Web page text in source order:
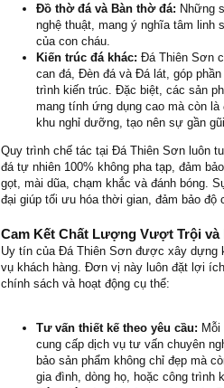
Đồ thờ đá và Bàn thờ đá: Những
nghệ thuật, mang ý nghĩa tâm
của con cháu.
Kiến trúc đá khác: Đá Thiên Sơn
can đá, Đèn đá và Đá lát, góp
trình kiến trúc. Đặc biệt, các sản
mang tính ứng dụng cao mà còn
khu nghỉ dưỡng, tạo nên sự gần
Quy trình chế tác tại Đá Thiên Sơn luôn
đá tự nhiên 100% không pha tạp, đảm
gọt, mài dũa, chạm khắc và đánh bóng.
đại giúp tối ưu hóa thời gian, đảm bảo
Cam Kết Chất Lượng Vượt Trội và
Uy tín của Đá Thiên Sơn được xây dựng
vụ khách hàng. Đơn vị này luôn đặt lợi
chính sách và hoạt động cụ thể:
Tư vấn thiết kế theo yêu cầu:
cung cấp dịch vụ tư vấn chuyên
bảo sản phẩm không chỉ đẹp mà
gia đình, dòng họ, hoặc công trình